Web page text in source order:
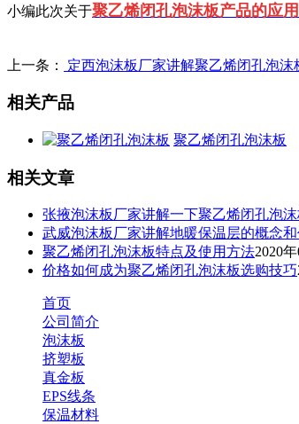
小编此次关于聚乙烯闭孔泡沫板产品的应
上一条： 定西泡沫板厂家讲解聚乙烯闭孔泡沫
相关产品
聚乙烯闭孔泡沫板
相关文章
张掖泡沫板厂家讲解一下聚乙烯闭孔泡
武威泡沫板厂家讲解地暖保温层的概念和
聚乙烯闭孔泡沫板特点及使用方法2020
价格如何成为聚乙烯闭孔泡沫板选购技巧
首页
公司简介
泡沫板
挤塑板
真金板
EPS线条
保温材料